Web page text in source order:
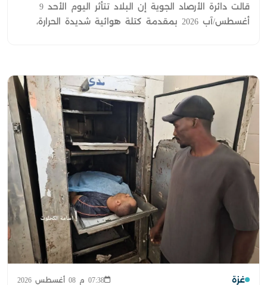
قالت دائرة الأرصاد الجوية إن البلاد تتأثر اليوم الأحد 9
أغسطس/آب 2026 بمقدمة كتلة هوائية شديدة الحرارة،
غزة 07:38 م 08 أغسطس 2026